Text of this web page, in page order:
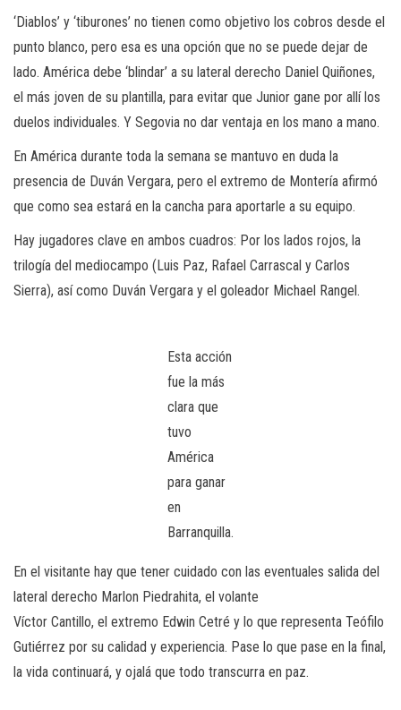
‘Diablos’ y ‘tiburones’ no tienen como objetivo los cobros desde el
punto blanco, pero esa es una opción que no se puede dejar de
lado. América debe ‘blindar’ a su lateral derecho Daniel Quiñones,
el más joven de su plantilla, para evitar que Junior gane por allí los
duelos individuales. Y Segovia no dar ventaja en los mano a mano.
En América durante toda la semana se mantuvo en duda la
presencia de Duván Vergara, pero el extremo de Montería afirmó
que como sea estará en la cancha para aportarle a su equipo.
Hay jugadores clave en ambos cuadros: Por los lados rojos, la
trilogía del mediocampo (Luis Paz, Rafael Carrascal y Carlos
Sierra), así como Duván Vergara y el goleador Michael Rangel.
Esta acción
fue la más
clara que
tuvo
América
para ganar
en
Barranquilla.
En el visitante hay que tener cuidado con las eventuales salida del
lateral derecho Marlon Piedrahita, el volante
Víctor Cantillo, el extremo Edwin Cetré y lo que representa Teófilo
Gutiérrez por su calidad y experiencia. Pase lo que pase en la final,
la vida continuará, y ojalá que todo transcurra en paz.